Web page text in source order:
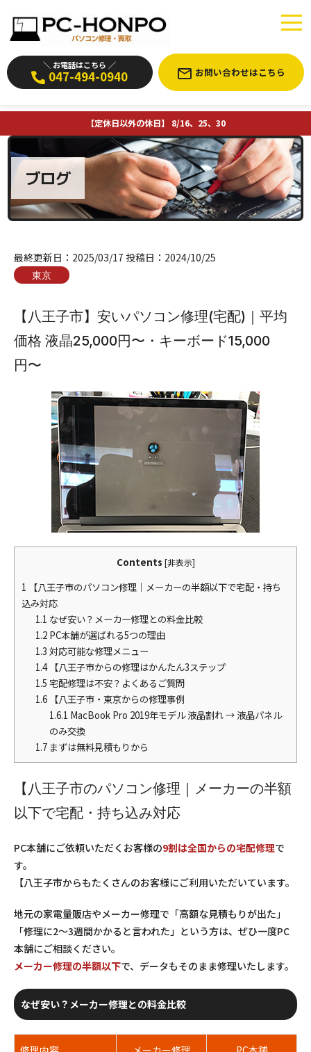
＼ お電話はこちら ／
047-494-0940 お問い合わせはこちら
【定休日以外の休日】 8/16、25、30
ブログ
最終更新日： 2025/03/17 投稿日： 2024/10/25
東京
【八王子市】安いパソコン修理(宅配)｜平均
価格 液晶25,000円〜・キーボード15,000
円〜
Contents [非表示]
1 【八王子市のパソコン修理｜メーカーの半額以下で宅配・持ち
込み対応
1.1 なぜ安い？メーカー修理との料金比較
1.2PC本舗が選ばれる5つの理由
1.3 対応可能な修理メニュー
1.4【八王子市からの修理はかんたん3ステップ
1.5 宅配修理は不安？よくあるご質問
1.6【八王子市・東京からの修理事例
1.6.1 MacBook Pro 2019年モデル 液晶割れ → 液晶パネル
のみ交換
1.7まずは無料見積もりから
【八王子市のパソコン修理｜メーカーの半額
以下で宅配・持ち込み対応
PC本舗にご依頼いただくお客様の9割は全国からの宅配修理で
す。
【八王子市からもたくさんのお客様にご利用いただいています。
地元の家電量販店やメーカー修理で「高額な見積もりが出た」
「修理に2〜3週間かかると言われた」という方は、ぜひ一度PC
本舗にご相談ください。
メーカー修理の半額以下で、データもそのまま修理いたします。
なぜ安い？メーカー修理との料金比較